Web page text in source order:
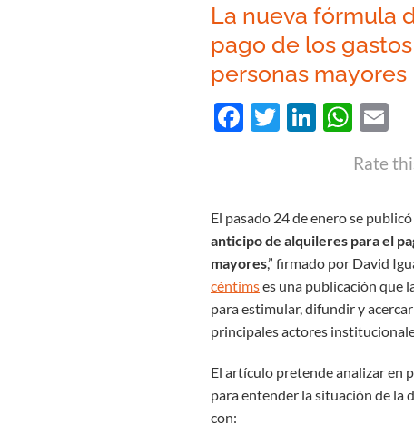
La nueva fórmula
pago de los
personas mayores
Facebook
Twitter
LinkedIn
Rate
El pasado 24 de enero se publicó
anticipo de alquileres para el
mayores,” firmado por David
cèntimses una publicación que
para estimular, difundir y
principales actores
El artículo pretende analizar en
para entender la situación de la
con: